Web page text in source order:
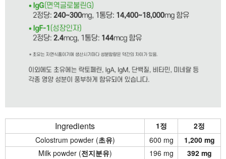
Ingredients 1정
2정
Colostrum powder (초유) 600 mg
1,200 mg
Milk powder (전지분유) 196 mg
392 mg